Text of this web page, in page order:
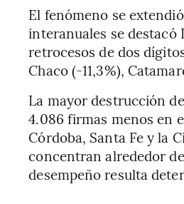
El fenómeno se
interanuales se destacó
retrocesos de dos
Chaco (-11,3%),
La mayor destrucción
4.086 firmas menos en
Córdoba, Santa Fe y la
concentran alrededor
desempeño resulta